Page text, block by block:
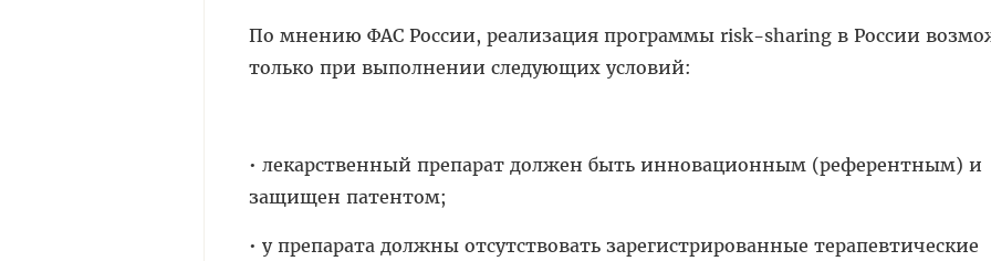
По мнению ФАС России, реализация программы risk-sharing в России
только при выполнении следующих условий:
• лекарственный препарат должен быть инновационным (референтным) и
защищен патентом;
• у препарата должны отсутствовать зарегистрированные терапевтические